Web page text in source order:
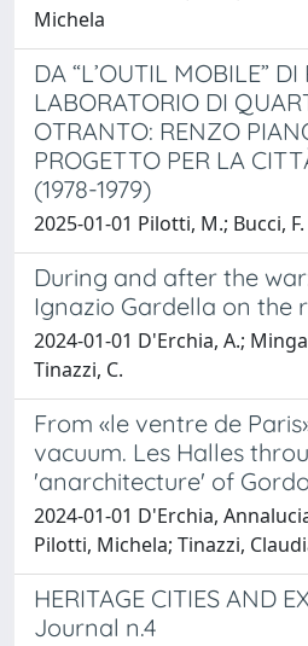
Michela
DA “L’OUTIL MOBILE” DI
LABORATORIO DI
OTRANTO: RENZO
PROGETTO PER LA
(1978-1979)
2025-01-01 Pilotti, M.; Bucci, F.
During and after the
Ignazio Gardella on the
2024-01-01 D'Erchia, A.;
Tinazzi, C.
From «le ventre de
vacuum. Les Halles
'anarchitecture' of
2024-01-01 D'Erchia,
Pilotti, Michela; Tinazzi,
HERITAGE CITIES AND
Journal n.4